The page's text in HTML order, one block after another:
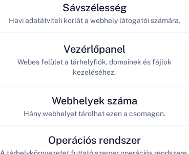
Sávszélesség
Havi adatátviteli korlát a webhely látogatói számára.
Vezérlőpanel
Webes felület a tárhelyfiók, domainek és fájlok
kezeléséhez.
Webhelyek száma
Hány webhelyet tárolhat ezen a csomagon.
Operációs rendszer